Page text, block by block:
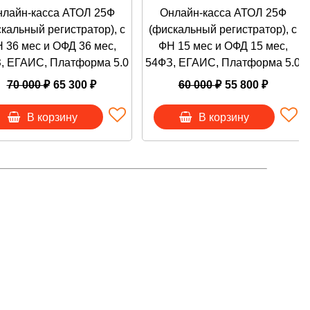
мес. 1шт, Подписка ОФД на 15 мес. 1шт, Кабель USB
1шт, Инструкция по эксплуатации 1шт, Ограничитель
способом:
касса АТОЛ 25Ф
регистратор), с
36 мес и ОФД 36 мес,
ЕГАИС, Платформа 5.0
70 000 ₽ 65 300 ₽
В корзину
Онлайн-касса АТОЛ 25Ф
(фискальный регистратор), с
ФН 15 мес и ОФД 15 мес,
54ФЗ, ЕГАИС, Платформа 5.0
60 000 ₽ 55 800 ₽
В корзину